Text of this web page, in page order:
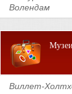
Волендам
Виллет-